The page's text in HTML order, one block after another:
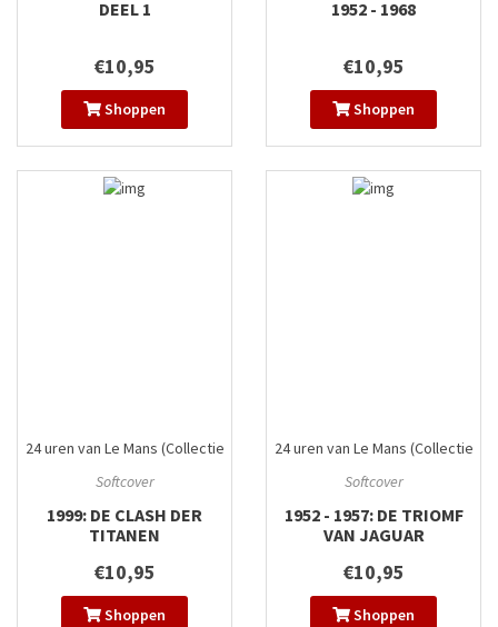
DEEL 1
€10,95
Shoppen
1952 - 1968
€10,95
Shoppen
24 uren van Le Mans (Collectie
Softcover
1999: DE CLASH DER
TITANEN
€10,95
Shoppen
24 uren van Le Mans (Collectie
Softcover
1952 - 1957: DE TRIOMF
VAN JAGUAR
€10,95
Shoppen